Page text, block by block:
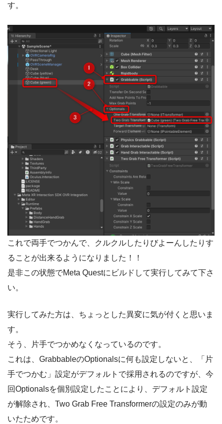
す。
これで両手でつかんで、クルクルしたりびよーんしたりす
ることが出来るようになりました！！
是非この状態でMeta Questにビルドして実行してみて下さ
い。
実行してみた方は、ちょっとした異変に気が付くと思いま
す。
そう、片手でつかめなくなっているのです。
これは、GrabbableのOptionalsに何も設定しないと、「片
手でつかむ」設定がデフォルトで採用されるのですが、今
回Optionalsを個別設定したことにより、デフォルト設定
が解除され、Two Grab Free Transformerの設定のみが動
いたためです。